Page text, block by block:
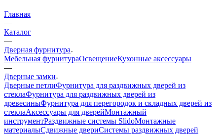
Главная
—
Каталог
—
Дверная фурнитура
Мебельная фурнитураОсвещениеКухонные аксессуары
—
Дверные замки
Дверные петлиФурнитура для раздвижных дверей из
стеклаФурнитура для раздвижных дверей из
древесиныФурнитура для перегородок и складных дверей из
стеклаАксессуары для дверейМонтажный
инструментРаздвижные системы SlidoМонтажные
материалыСдвижные двериСистемы раздвижных дверей